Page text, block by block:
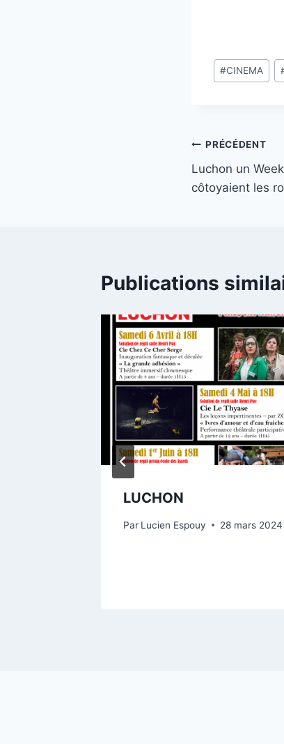
Étiquettes
de
#CINEMA
Navigation
de
PRÉCÉDENT
Luchon un
côtoyaient les
Publications
LUCHON
Par Lucien Espouy 28 mars 2024